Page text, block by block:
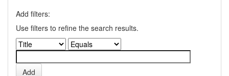
Add filters:
Use filters to refine the search results.